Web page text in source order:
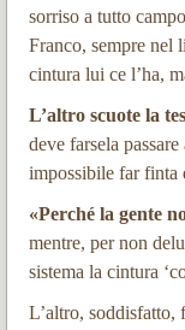
sorriso a tutto
Franco, sempre nel
cintura lui ce l’ha,
L’altro scuote la
deve farsela
impossibile far finta
«Perché la gente
mentre, per non
sistema la cintura
L’altro, soddisfatto,